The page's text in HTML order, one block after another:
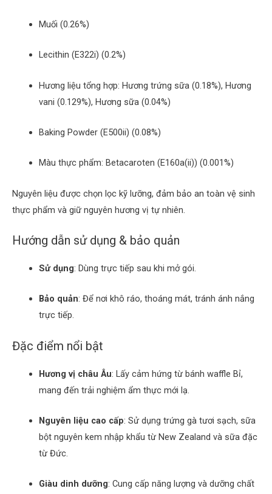
Muối (0.26%)
Lecithin (E322i) (0.2%)
Hương liệu tổng hợp: Hương trứng sữa (0.18%), Hương
vani (0.129%), Hương sữa (0.04%)
Baking Powder (E500ii) (0.08%)
Màu thực phẩm: Betacaroten (E160a(ii)) (0.001%)
Nguyên liệu được chọn lọc kỹ lưỡng, đảm bảo an toàn vệ sinh
thực phẩm và giữ nguyên hương vị tự nhiên.
Hướng dẫn sử dụng & bảo quản
Sử dụng: Dùng trực tiếp sau khi mở gói.
Bảo quản: Để nơi khô ráo, thoáng mát, tránh ánh nắng
trực tiếp.
Đặc điểm nổi bật
Hương vị châu Âu: Lấy cảm hứng từ bánh waffle Bỉ,
mang đến trải nghiệm ẩm thực mới lạ.
Nguyên liệu cao cấp: Sử dụng trứng gà tươi sạch, sữa
bột nguyên kem nhập khẩu từ New Zealand và sữa đặc
từ Đức.
Giàu dinh dưỡng: Cung cấp năng lượng và dưỡng chất